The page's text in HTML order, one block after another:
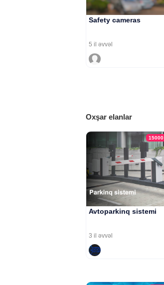
Safety cameras
5 il əvvəl
Oxşar elanlar
15000
Avtoparkinq sistemi
3 il əvvəl